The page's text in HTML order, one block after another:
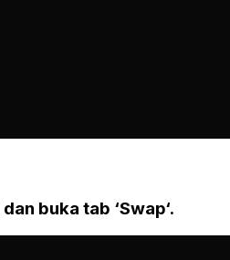
dan buka tab ‘Swap‘.